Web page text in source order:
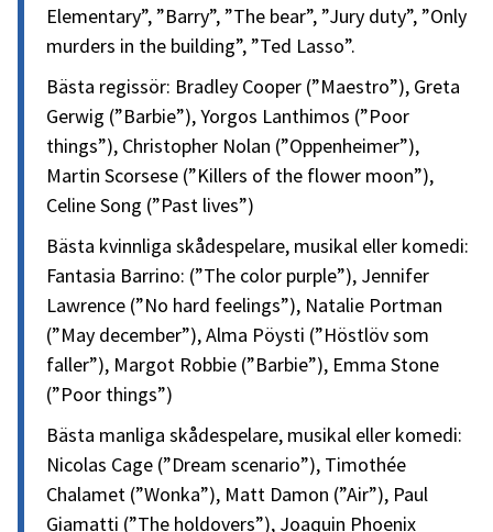
Elementary”, ”Barry”, ”The bear”, ”Jury duty”, ”Only
murders in the building”, ”Ted Lasso”.
Bästa regissör: Bradley Cooper (”Maestro”), Greta
Gerwig (”Barbie”), Yorgos Lanthimos (”Poor
things”), Christopher Nolan (”Oppenheimer”),
Martin Scorsese (”Killers of the flower moon”),
Celine Song (”Past lives”)
Bästa kvinnliga skådespelare, musikal eller komedi:
Fantasia Barrino: (”The color purple”), Jennifer
Lawrence (”No hard feelings”), Natalie Portman
(”May december”), Alma Pöysti (”Höstlöv som
faller”), Margot Robbie (”Barbie”), Emma Stone
(”Poor things”)
Bästa manliga skådespelare, musikal eller komedi:
Nicolas Cage (”Dream scenario”), Timothée
Chalamet (”Wonka”), Matt Damon (”Air”), Paul
Giamatti (”The holdovers”), Joaquin Phoenix